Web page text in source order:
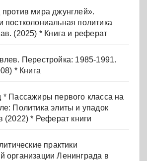
мира джунглей».
постколониальная политика
(2025) * Книга и реферат
Перестройка: 1985-1991.
* Книга
Пассажиры первого класса на
Политика элиты и упадок
(2022) * Реферат книги
практики
организации Ленинграда в